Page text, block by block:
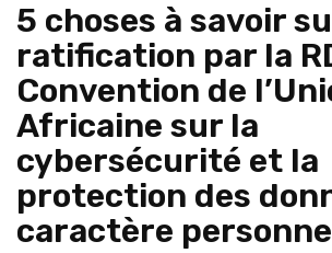
5 choses à savoir
ratification par la
Convention de
Africaine sur la
cybersécurité et la
protection des
caractère